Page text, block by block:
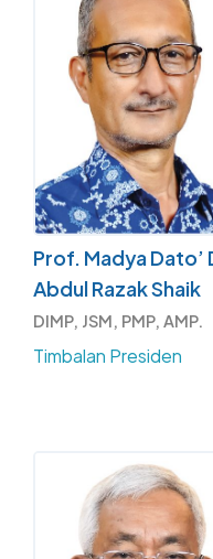
Prof. Madya Dato’
Abdul Razak Shaik
DIMP, JSM, PMP, AMP.
Timbalan Presiden